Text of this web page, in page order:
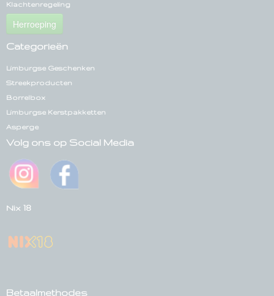
Klachtenregeling
Herroeping
Categorieën
Limburgse Geschenken
Streekproducten
Borrelbox
Limburgse Kerstpakketten
Asperge
Volg ons op Social Media
Nix 18
Betaalmethodes